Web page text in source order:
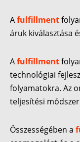
Afulfillment
áruk kiválasztása
Afulfillment
technológiai
folyamatokra. Az
teljesítési
Összességében a